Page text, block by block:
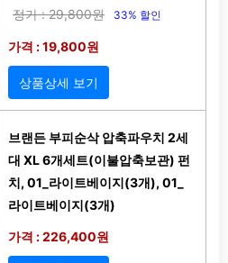
정가 : 29,800원 33% 할인
가격 : 19,800원
상품상세 보기
브랜든 부피순삭 압축파우치 2세
대 XL 6개세트(이불압축보관) 펀
치, 01_라이트베이지(3개), 01_
라이트베이지(3개)
가격 : 226,400원